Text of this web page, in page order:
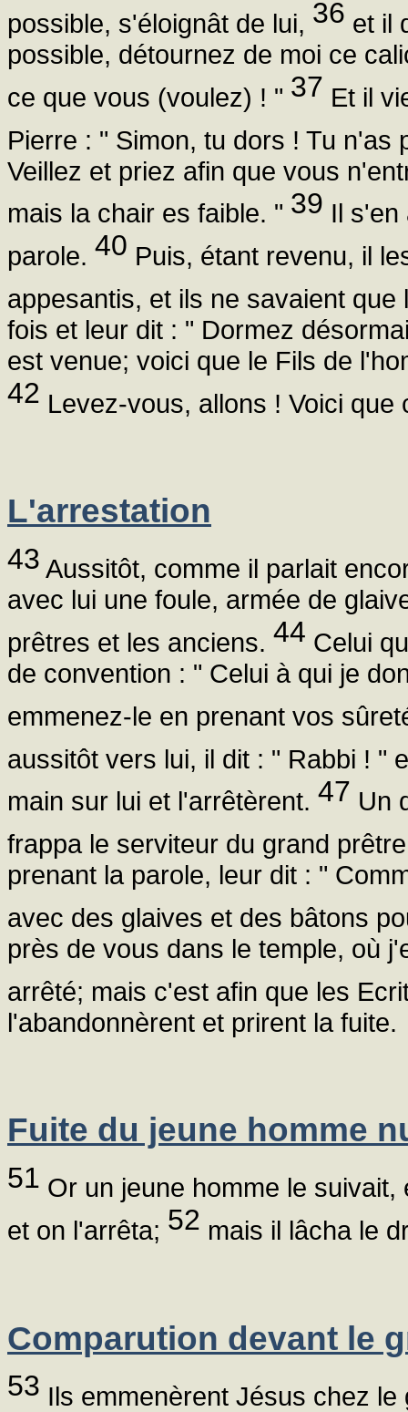
possible, s'éloignât de lui, 36 et il
possible, détournez de moi ce
ce que vous (voulez) ! " 37 Et il
Pierre : " Simon, tu dors ! Tu
Veillez et priez afin que vous
mais la chair es faible. " 39 Il s'en
parole. 40 Puis, étant revenu, il
appesantis, et ils ne savaient
fois et leur dit : " Dormez
est venue; voici que le Fils de
42 Levez-vous, allons ! Voici
L'arrestation
43 Aussitôt, comme il parlait
avec lui une foule, armée de
prêtres et les anciens. 44 Celui
de convention : " Celui à qui je
emmenez-le en prenant vos
aussitôt vers lui, il dit : " Rabbi ! "
main sur lui et l'arrêtèrent. 47 Un
frappa le serviteur du grand
prenant la parole, leur dit : "
avec des glaives et des bâtons
près de vous dans le temple, où
arrêté; mais c'est afin que les
l'abandonnèrent et prirent la fuite.
Fuite du jeune homme
51 Or un jeune homme le
et on l'arrêta; 52 mais il lâcha le
Comparution devant le
53 Ils emmenèrent Jésus chez